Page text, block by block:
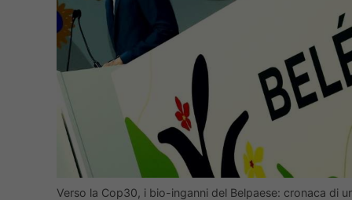
Verso la Cop30, i bio-inganni del Belpaese: cronaca di